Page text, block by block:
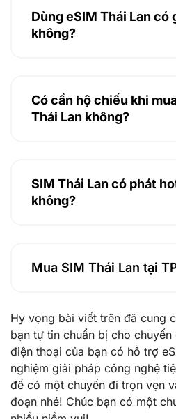
Dùng eSIM Thái Lan có
không?
Có cần hộ chiếu khi
Thái Lan không?
SIM Thái Lan có phát
không?
Mua SIM Thái Lan tại
Hy vọng bài viết trên đã cung
bạn tự tin chuẩn bị cho
điện thoại của bạn có hỗ trợ
nghiệm giải pháp công nghệ
để có một chuyến đi trọn vẹn
đoạn nhé! Chúc bạn có một